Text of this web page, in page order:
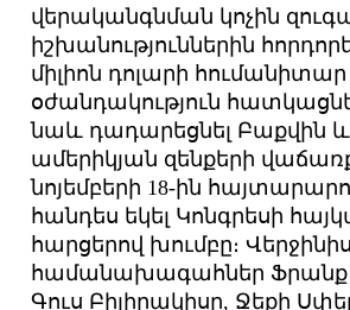
վերականգնման կոչին
իշխանություններին
միլիոն դոլարի հումանիտար
օժանդակություն
նաև դադարեցնել Բաքվին
ամերիկյան զենքերի
նոյեմբերի 18-ին
հանդես եկել Կոնգրեսի
հարցերով խումբը։ Վերջինիս
համանախագահներ Ֆրանք
Գուս Բիլիրակիսը, Ջեքի